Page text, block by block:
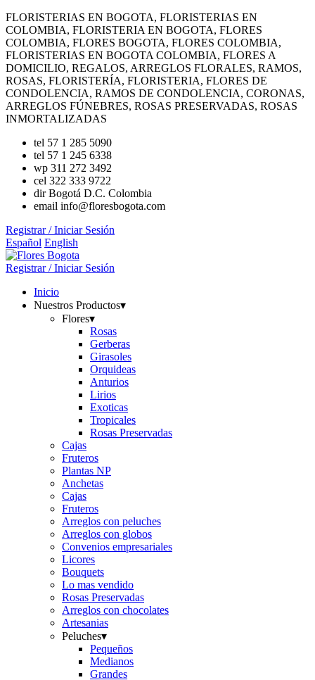
FLORISTERIAS EN BOGOTA, FLORISTERIAS EN
COLOMBIA, FLORISTERIA EN BOGOTA, FLORES
COLOMBIA, FLORES BOGOTA, FLORES COLOMBIA,
FLORISTERIAS EN BOGOTA COLOMBIA, FLORES A
DOMICILIO, REGALOS, ARREGLOS FLORALES, RAMOS,
ROSAS, FLORISTERÍA, FLORISTERIA, FLORES DE
CONDOLENCIA, RAMOS DE CONDOLENCIA, CORONAS,
ARREGLOS FÚNEBRES, ROSAS PRESERVADAS, ROSAS
INMORTALIZADAS
tel 57 1 285 5090
tel 57 1 245 6338
wp 311 272 3492
cel 322 333 9722
dir Bogotá D.C. Colombia
email info@floresbogota.com
Registrar / Iniciar Sesión
Español English
Registrar / Iniciar Sesión
Inicio
Nuestros Productos▾
Flores▾
Rosas
Gerberas
Girasoles
Orquideas
Anturios
Lirios
Exoticas
Tropicales
Rosas Preservadas
Cajas
Fruteros
Plantas NP
Anchetas
Cajas
Fruteros
Arreglos con peluches
Arreglos con globos
Convenios empresariales
Licores
Bouquets
Lo mas vendido
Rosas Preservadas
Arreglos con chocolates
Artesanias
Peluches▾
Pequeños
Medianos
Grandes